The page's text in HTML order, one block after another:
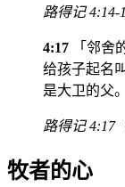
路得记 4:14-
4:17 「邻舍
给孩子起名
是大卫的父。
路得记 4:17
牧者的心